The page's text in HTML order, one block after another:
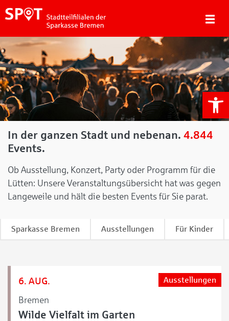
In der ganzen Stadt und nebenan. 4.844
Events.
Ob Ausstellung, Konzert, Party oder Programm für die
Lütten: Unsere Veranstaltungsübersicht hat was gegen
Langeweile und hält die besten Events für Sie parat.
Sparkasse Bremen Ausstellungen Für Kinder
6. AUG.
Bremen
Ausstellungen
Wilde Vielfalt im Garten